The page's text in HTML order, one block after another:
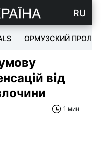
RU
ОРМУЗСКИЙ ПРОЛИВ
від
1 мин